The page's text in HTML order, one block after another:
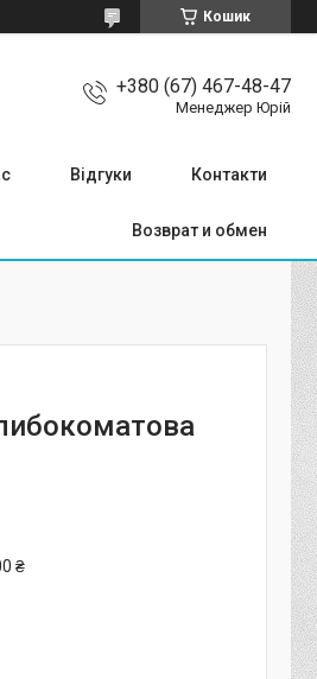
Кошик
+380 (67) 467-48-47
Менеджер Юрій
Відгуки Контакти
Возврат и обмен
₴